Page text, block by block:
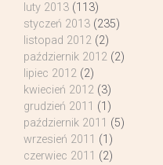
luty 2013 (113)
styczeń 2013 (235)
listopad 2012 (2)
październik 2012 (2)
lipiec 2012 (2)
kwiecień 2012 (3)
grudzień 2011 (1)
październik 2011 (5)
wrzesień 2011 (1)
czerwiec 2011 (2)